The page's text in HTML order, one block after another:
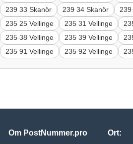
239 33 Skanör
239 34 Skanör
235 25 Vellinge
235 31 Vellinge
235 38 Vellinge
235 39 Vellinge
235 91 Vellinge
235 92 Vellinge
Om PostNummer.pro
Ort: